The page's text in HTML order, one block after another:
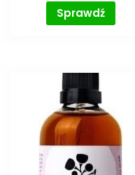
Sprawdź